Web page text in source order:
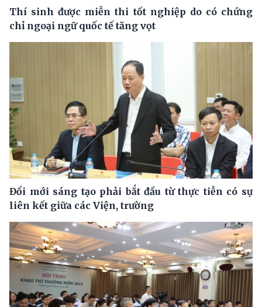
Thí sinh được miễn thi tốt nghiệp do có chứng
chỉ ngoại ngữ quốc tế tăng vọt
Đổi mới sáng tạo phải bắt đầu từ thực tiễn có sự
liên kết giữa các Viện, trường